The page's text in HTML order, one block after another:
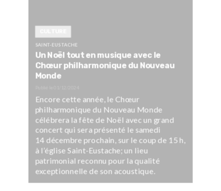
SAINT-EUSTACHE
Un Noël tout en musique avec le
Chœur philharmonique du Nouveau
Monde
Encore cette année, le Chœur
philharmonique du Nouveau Monde
célébrera la fête de Noël avec un grand
concert qui sera présenté le samedi
14 décembre prochain, sur le coup de 15 h,
à l’église Saint-Eustache; un lieu
patrimonial reconnu pour la qualité
exceptionnelle de son acoustique.